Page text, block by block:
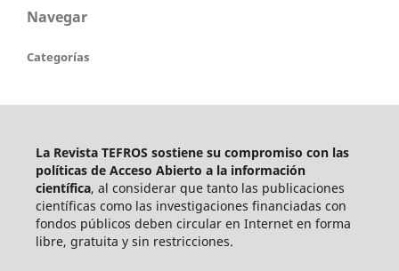
Navegar
Categorías
La Revista TEFROS sostiene su compromiso con las
políticas de Acceso Abierto a la información
científica, al considerar que tanto las publicaciones
científicas como las investigaciones financiadas con
fondos públicos deben circular en Internet en forma
libre, gratuita y sin restricciones.